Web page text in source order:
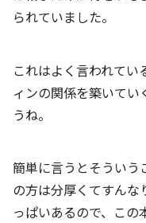
られていました。
これはよく言われてい
ィンの関係を築いてい
うね。
簡単に言うとそういう
の方は分厚くてすん
っぱいあるので、この